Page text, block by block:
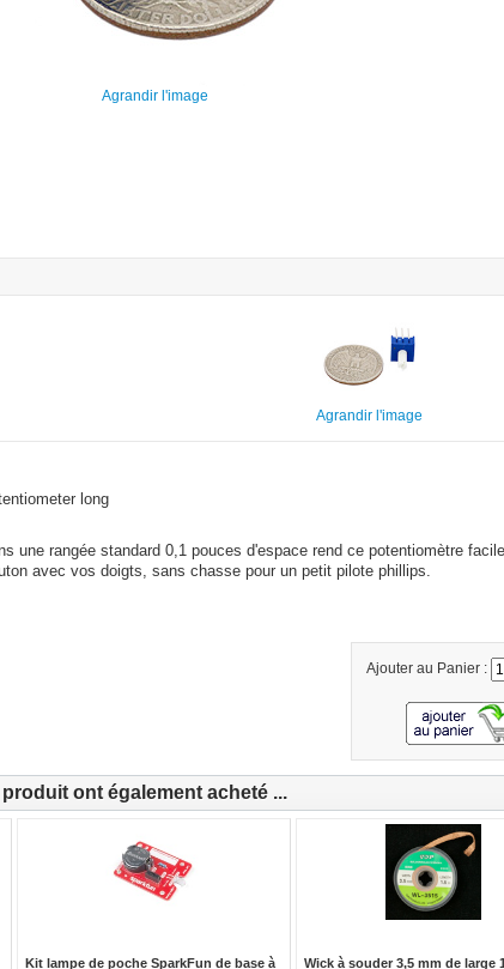
Agrandir l'image
Agrandir l'image
long
une rangée standard 0,1 pouces d'espace rend ce potentiomètre
avec vos doigts, sans chasse pour un petit pilote phillips.
Ajouter au Panier :
ont également acheté ...
Kit lampe de poche SparkFun de base à Wick à souder 3,5 mm de large